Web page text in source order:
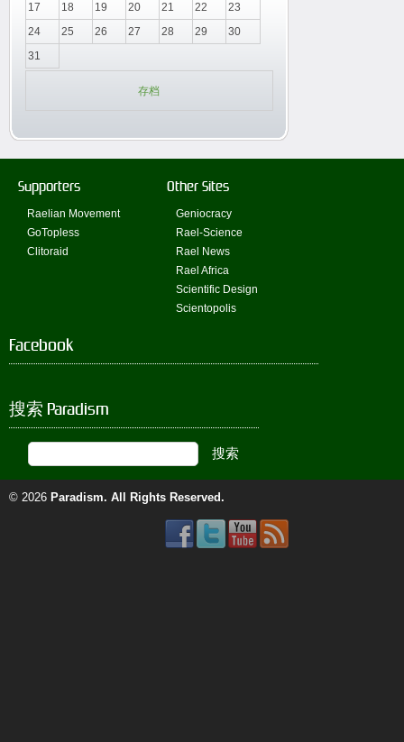
17
18 19 20 21 22
23
24
25 26 27 28 29
30
31
存档
Supporters
Raelian Movement
GoTopless
Clitoraid
Other Sites
Geniocracy
Rael-Science
Rael News
Rael Africa
Scientific Design
Scientopolis
Facebook
搜索 Paradism
© 2026 Paradism. All Rights Reserved.